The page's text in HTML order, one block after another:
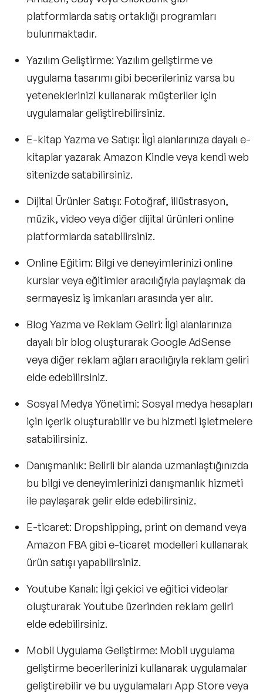
platformlarda satış ortaklığı programları
bulunmaktadır.
Yazılım Geliştirme: Yazılım geliştirme ve
uygulama tasarımı gibi becerileriniz varsa bu
yeteneklerinizi kullanarak müşteriler için
uygulamalar geliştirebilirsiniz.
E-kitap Yazma ve Satışı: İlgi alanlarınıza dayalı e-
kitaplar yazarak Amazon Kindle veya kendi web
sitenizde satabilirsiniz.
Dijital Ürünler Satışı: Fotoğraf, illüstrasyon,
müzik, video veya diğer dijital ürünleri online
platformlarda satabilirsiniz.
Online Eğitim: Bilgi ve deneyimlerinizi online
kurslar veya eğitimler aracılığıyla paylaşmak da
sermayesiz iş imkanları arasında yer alır.
Blog Yazma ve Reklam Geliri: İlgi alanlarınıza
dayalı bir blog oluşturarak Google AdSense
veya diğer reklam ağları aracılığıyla reklam geliri
elde edebilirsiniz.
Sosyal Medya Yönetimi: Sosyal medya hesapları
için içerik oluşturabilir ve bu hizmeti işletmelere
satabilirsiniz.
Danışmanlık: Belirli bir alanda uzmanlaştığınızda
bu bilgi ve deneyimlerinizi danışmanlık hizmeti
ile paylaşarak gelir elde edebilirsiniz.
E-ticaret: Dropshipping, print on demand veya
Amazon FBA gibi e-ticaret modelleri kullanarak
ürün satışı yapabilirsiniz.
Youtube Kanalı: İlgi çekici ve eğitici videolar
oluşturarak Youtube üzerinden reklam geliri
elde edebilirsiniz.
Mobil Uygulama Geliştirme: Mobil uygulama
geliştirme becerilerinizi kullanarak uygulamalar
geliştirebilir ve bu uygulamaları App Store veya